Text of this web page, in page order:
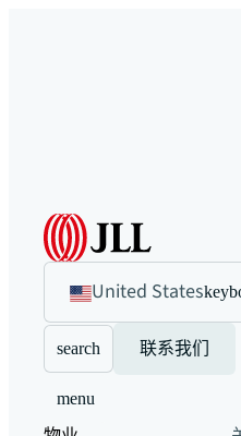
United States
search 联系我们
menu